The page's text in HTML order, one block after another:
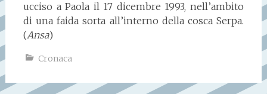
ucciso a Paola il 17 dicembre 1993, nell’ambito
di una faida sorta all’interno della cosca Serpa.
(Ansa)
Cronaca